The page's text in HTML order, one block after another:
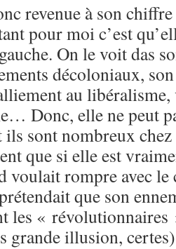
revenue à son
pour moi c’est
On le voit das
décoloniaux,
au libéralisme,
Donc, elle ne peut
ils sont nombreux
que si elle est
voulait rompre avec le
que son
les «
grande illusion,